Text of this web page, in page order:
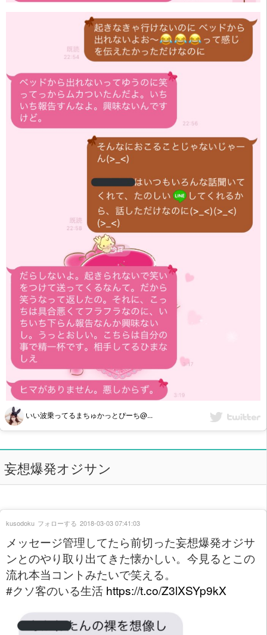
いい波乗ってるまちゅかっとぴーち@...
妄想爆発オジサン
メッセージ管理してたら前切った妄想爆発オジサ
ンとのやり取り出てきた懐かしい。今見るとこの
流れ本当コントみたいで笑える。
#クソ客のいる生活 https://t.co/Z3lXSYp9kX
kusodoku フォローする 2018-03-03 07:41:03